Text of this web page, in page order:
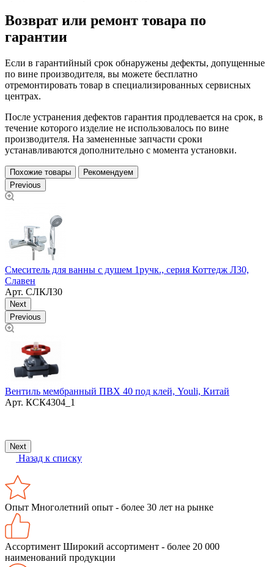
Возврат или ремонт товара по
гарантии
Если в гарантийный срок обнаружены дефекты, допущенные
по вине производителя, вы можете бесплатно
отремонтировать товар в специализированных сервисных
центрах.
После устранения дефектов гарантия продлевается на срок, в
течение которого изделие не использовалось по вине
производителя. На замененные запчасти сроки
устанавливаются дополнительно с момента установки.
Похожие товары
Рекомендуем
Previous
Смеситель для ванны с душем 1ручк., серия Коттедж Л30,
Славен
Арт. СЛКЛ30
Next
Previous
Вентиль мембранный ПВХ 40 под клей, Youli, Китай
Арт. КСК4304_1
Next
Назад к списку
Опыт Многолетний опыт - более 30 лет на рынке
Ассортимент Широкий ассортимент - более 20 000
наименований продукции